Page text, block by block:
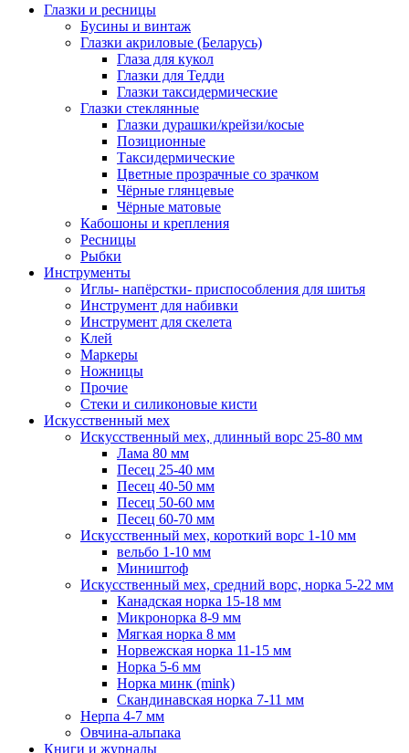
Глазки и ресницы
Бусины и винтаж
Глазки акриловые (Беларусь)
Глаза для кукол
Глазки для Тедди
Глазки таксидермические
Глазки стеклянные
Глазки дурашки/крейзи/косые
Позиционные
Таксидермические
Цветные прозрачные со зрачком
Чёрные глянцевые
Чёрные матовые
Кабошоны и крепления
Ресницы
Рыбки
Инструменты
Иглы- напёрстки- приспособления для шитья
Инструмент для набивки
Инструмент для скелета
Клей
Маркеры
Ножницы
Прочие
Стеки и силиконовые кисти
Искусственный мех
Искусственный мех, длинный ворс 25-80 мм
Лама 80 мм
Песец 25-40 мм
Песец 40-50 мм
Песец 50-60 мм
Песец 60-70 мм
Искусственный мех, короткий ворс 1-10 мм
вельбо 1-10 мм
Миништоф
Искусственный мех, средний ворс, норка 5-22 мм
Канадская норка 15-18 мм
Микронорка 8-9 мм
Мягкая норка 8 мм
Норвежская норка 11-15 мм
Норка 5-6 мм
Норка минк (mink)
Скандинавская норка 7-11 мм
Нерпа 4-7 мм
Овчина-альпака
Книги и журналы